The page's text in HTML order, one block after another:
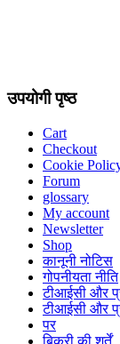
उपयोगी पृष्ठ
Cart
Checkout
Cookie
Forum
glossary
My account
Newsletter
Shop
कानूनी नोटिस
गोपनीयता नीति
टीआईसी और
टीआईसी और
पर
बिक्री की शर्तें